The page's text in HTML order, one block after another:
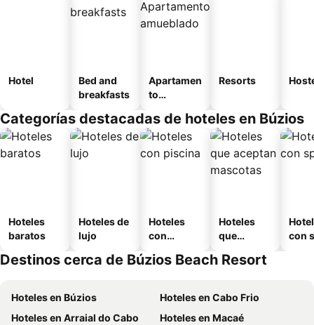
Hotel
Bed and
breakfasts
Apartamen
to
o
Resorts
Categorías destacadas de hoteles en Búzios
Hoteles
baratos
Hoteles de
lujo
Hoteles
con
Hoteles
que
mascotas
con
Destinos cerca de Búzios Beach Resort
Hoteles en Búzios
Hoteles en Cabo Frio
Hoteles en Arraial do Cabo
Hoteles en Macaé